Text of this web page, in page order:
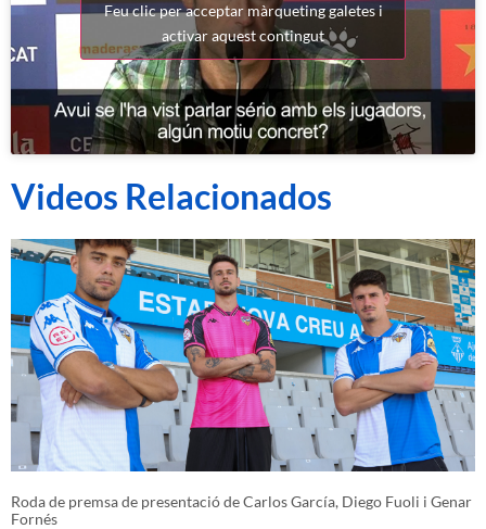
Feu clic per acceptar màrqueting galetes i
activar aquest contingut
Videos Relacionados
Roda de premsa de presentació de Carlos García, Diego Fuoli i Genar
Fornés